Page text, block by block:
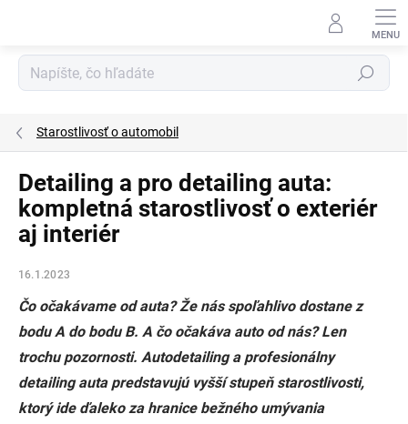
Hľadať
Starostlivosť o automobil
Detailing a pro detailing auta:
kompletná starostlivosť o exteriér
aj interiér
16.1.2023
Čo očakávame od auta? Že nás spoľahlivo dostane z
bodu A do bodu B. A čo očakáva auto od nás? Len
trochu pozornosti. Autodetailing a profesionálny
detailing auta predstavujú vyšší stupeň starostlivosti,
ktorý ide ďaleko za hranice bežného umývania